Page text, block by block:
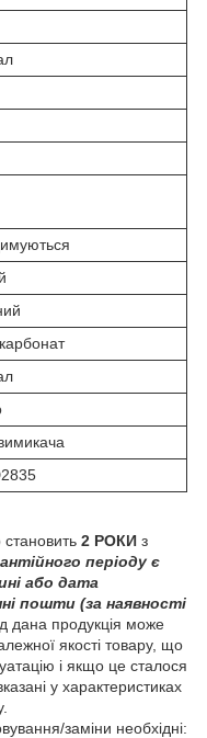
2 РОКИ з
періоду є
або дата
пошти (за наявності
дана продукція може
якості товару, що
і якщо це сталося
у характеристиках
заміни необхідні: